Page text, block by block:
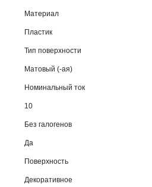
Материал
Пластик
Тип поверхности
Матовый (-ая)
Номинальный ток
10
Без галогенов
Да
Поверхность
Декоративное